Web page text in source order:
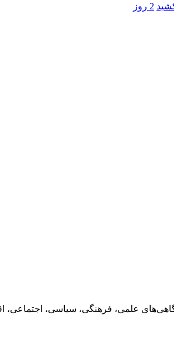
2 روز
علمی، فرهنگی، سیاسی،